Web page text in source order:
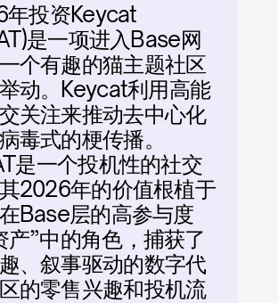
投资Keycat
是一项进入Base网
个有趣的猫主题社区
动。Keycat利用高能
关注来推动去中心化
毒式的梗传播。
是一个投机性的社交
2026年的价值根植于
Base层的高参与度
产”中的角色，捕获了
、叙事驱动的数字代
的零售兴趣和投机流